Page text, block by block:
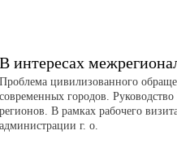
В интересах
Проблема цивилизованного
современных городов.
регионов. В рамках рабочего
администрации г. о.